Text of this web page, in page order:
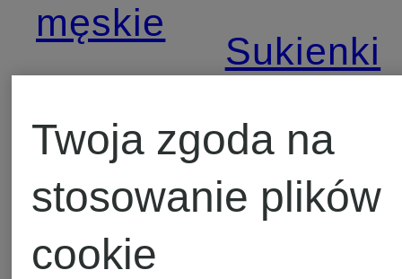
męskie
DOLCE &
GABBANA
Sukienki
Szale i
Twoja zgoda na
stosowanie plików
cookie